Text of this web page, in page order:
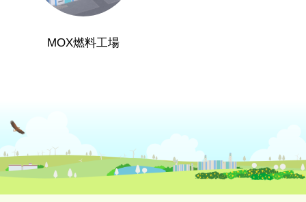
MOX燃料工場